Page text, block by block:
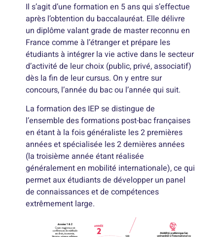
Il s’agit d’une formation en 5 ans qui s’effectue
après l’obtention du baccalauréat. Elle délivre
un diplôme valant grade de master reconnu en
France comme à l’étranger et prépare les
étudiants à intégrer la vie active dans le secteur
d’activité de leur choix (public, privé, associatif)
dès la fin de leur cursus. On y entre sur
concours, l’année du bac ou l’année qui suit.
La formation des IEP se distingue de
l’ensemble des formations post-bac françaises
en étant à la fois généraliste les 2 premières
années et spécialisée les 2 dernières années
(la troisième année étant réalisée
généralement en mobilité internationale), ce qui
permet aux étudiants de développer un panel
de connaissances et de compétences
extrêmement large.